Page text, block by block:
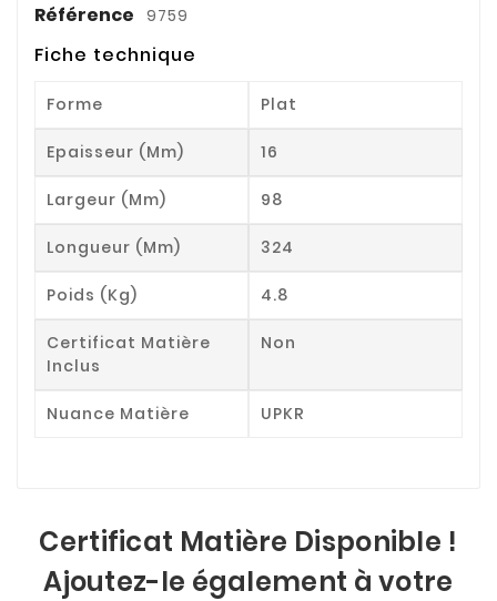
Référence 9759
Fiche technique
Forme Plat
Epaisseur (mm) 16
Largeur (mm) 98
Longueur (mm) 324
Poids (kg) 4.8
Certificat Matière
Inclus
Non
Nuance Matière UPKR
Certificat Matière Disponible !
Ajoutez-le également à votre